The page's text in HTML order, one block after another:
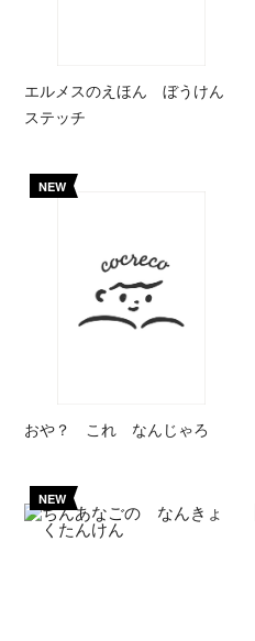
エルメスのえほん ぼうけん
ステッチ
NEW
おや？ これ なんじゃろ
NEW